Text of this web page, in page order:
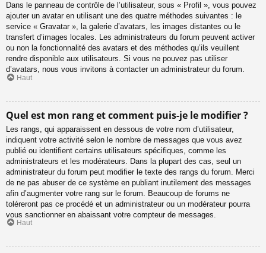
Dans le panneau de contrôle de l’utilisateur, sous « Profil », vous pouvez
ajouter un avatar en utilisant une des quatre méthodes suivantes : le
service « Gravatar », la galerie d’avatars, les images distantes ou le
transfert d’images locales. Les administrateurs du forum peuvent activer
ou non la fonctionnalité des avatars et des méthodes qu’ils veuillent
rendre disponible aux utilisateurs. Si vous ne pouvez pas utiliser
d’avatars, nous vous invitons à contacter un administrateur du forum.
Haut
Quel est mon rang et comment puis-je le modifier ?
Les rangs, qui apparaissent en dessous de votre nom d’utilisateur,
indiquent votre activité selon le nombre de messages que vous avez
publié ou identifient certains utilisateurs spécifiques, comme les
administrateurs et les modérateurs. Dans la plupart des cas, seul un
administrateur du forum peut modifier le texte des rangs du forum. Merci
de ne pas abuser de ce système en publiant inutilement des messages
afin d’augmenter votre rang sur le forum. Beaucoup de forums ne
toléreront pas ce procédé et un administrateur ou un modérateur pourra
vous sanctionner en abaissant votre compteur de messages.
Haut